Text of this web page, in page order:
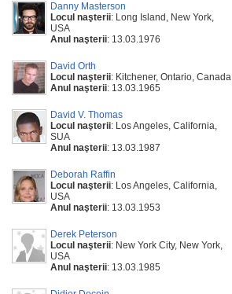
Danny Masterson
Locul naşterii: Long Island, New York,
USA
Anul naşterii: 13.03.1976
David Orth
Locul naşterii: Kitchener, Ontario, Canada
Anul naşterii: 13.03.1965
David V. Thomas
Locul naşterii: Los Angeles, California,
SUA
Anul naşterii: 13.03.1987
Deborah Raffin
Locul naşterii: Los Angeles, California,
USA
Anul naşterii: 13.03.1953
Derek Peterson
Locul naşterii: New York City, New York,
USA
Anul naşterii: 13.03.1985